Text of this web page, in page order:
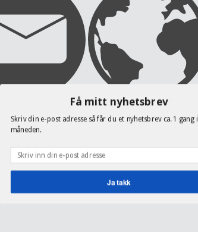
Få mitt nyhetsbrev
Skriv din e-post adresse så får du et nyhetsbrev ca. 1 gang i
måneden.
Ja takk